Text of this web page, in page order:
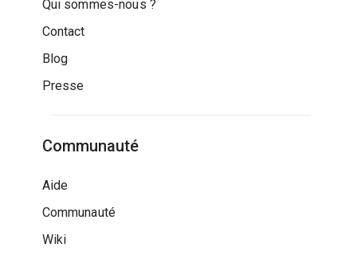
Qui sommes-nous ?
Contact
Blog
Presse
Communauté
Aide
Communauté
Wiki